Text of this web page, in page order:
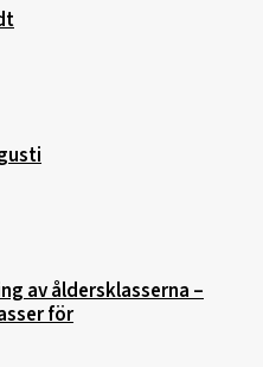
av åldersklasserna –
för